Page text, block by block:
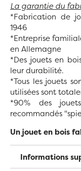
La garantie du
*Fabrication de
1946
*Entreprise
en Allemagne
*Des jouets en
leur durabilité.
*Tous les jouets
utilisées sont
*90% des
recommandés
Un jouet en bois
Informations